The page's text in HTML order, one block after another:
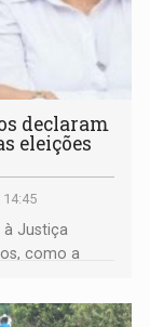
declaram
eleições
à Justiça
como a
dos Anjos